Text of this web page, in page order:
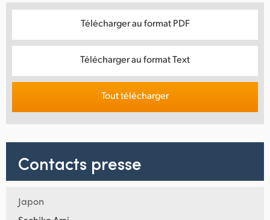
Télécharger au format PDF
Télécharger au format Text
Tout télécharger
Contacts presse
Japon